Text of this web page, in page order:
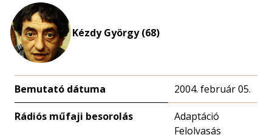
Kézdy György (68)
Bemutató dátuma 2004. február 05.
Rádiós műfaji besorolás
Adaptáció
Felolvasás